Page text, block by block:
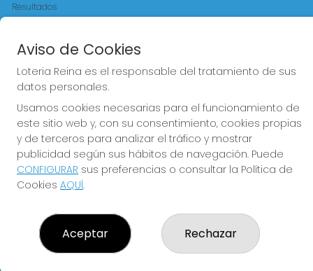
Resultados
Contacto
Comprar en SELAE
Registro
CONTACTO
ADMINISTRACION DE LOTERIAS Nº4 VALENCIA - Receptor
Oficial 83370
963550150
info@loteriareina.com
CALLE DE LA REINA, 171
(Valencia) España
Aviso de Cookies
Loteria Reina es el responsable del tratamiento de sus
datos personales.
Usamos cookies necesarias para el funcionamiento de
este sitio web y, con su consentimiento, cookies propias
y de terceros para analizar el tráfico y mostrar
publicidad según sus hábitos de navegación. Puede
CONFIGURAR sus preferencias o consultar la Política de
Cookies AQUÍ.
Aceptar Rechazar